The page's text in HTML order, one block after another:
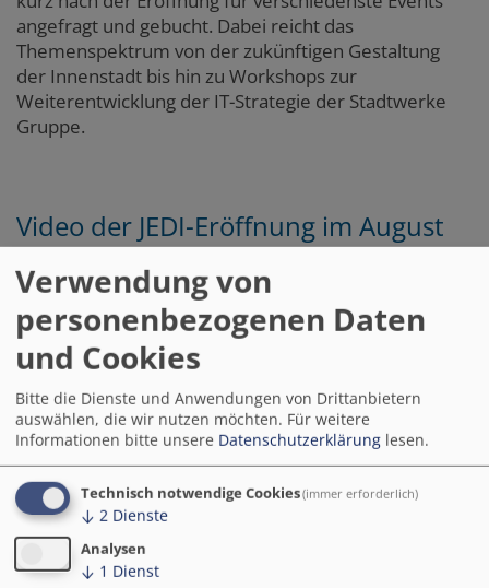
angefragt und gebucht. Dabei reicht das
Themenspektrum von der zukünftigen Gestaltung
der Innenstadt bis hin zu Workshops zur
Weiterentwicklung der IT-Strategie der Stadtwerke
Gruppe.
Video der JEDI-Eröffnung im August
2024
Das im August 2024 eröffnete „Jena Digital Innovation
Verwendung von
personenbezogenen Daten
und Cookies
Bitte die Dienste und Anwendungen von Drittanbietern
auswählen, die wir nutzen möchten. Für weitere
Informationen bitte unsere Datenschutzerklärung lesen.
Technisch notwendige Cookies(immer erforderlich)
↓ 2 Dienste
Analysen
↓ 1 Dienst